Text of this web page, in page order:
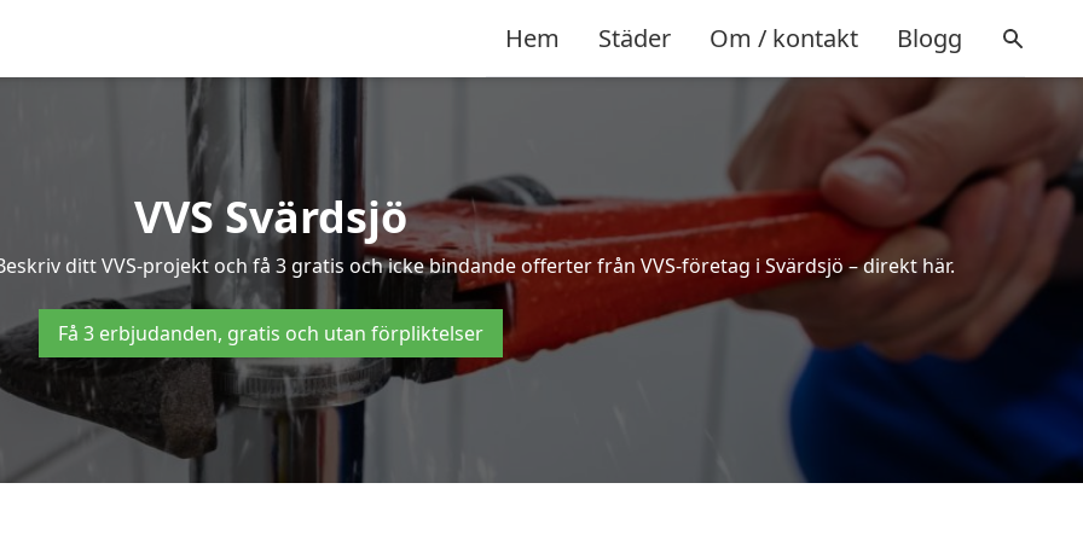
Hem Städer Om / kontakt Blogg
VVS Svärdsjö
ditt VVS-projekt och få 3 gratis och icke bindande offerter från VVS-företag i Svärdsjö – direkt här.
Få 3 erbjudanden, gratis och utan förpliktelser